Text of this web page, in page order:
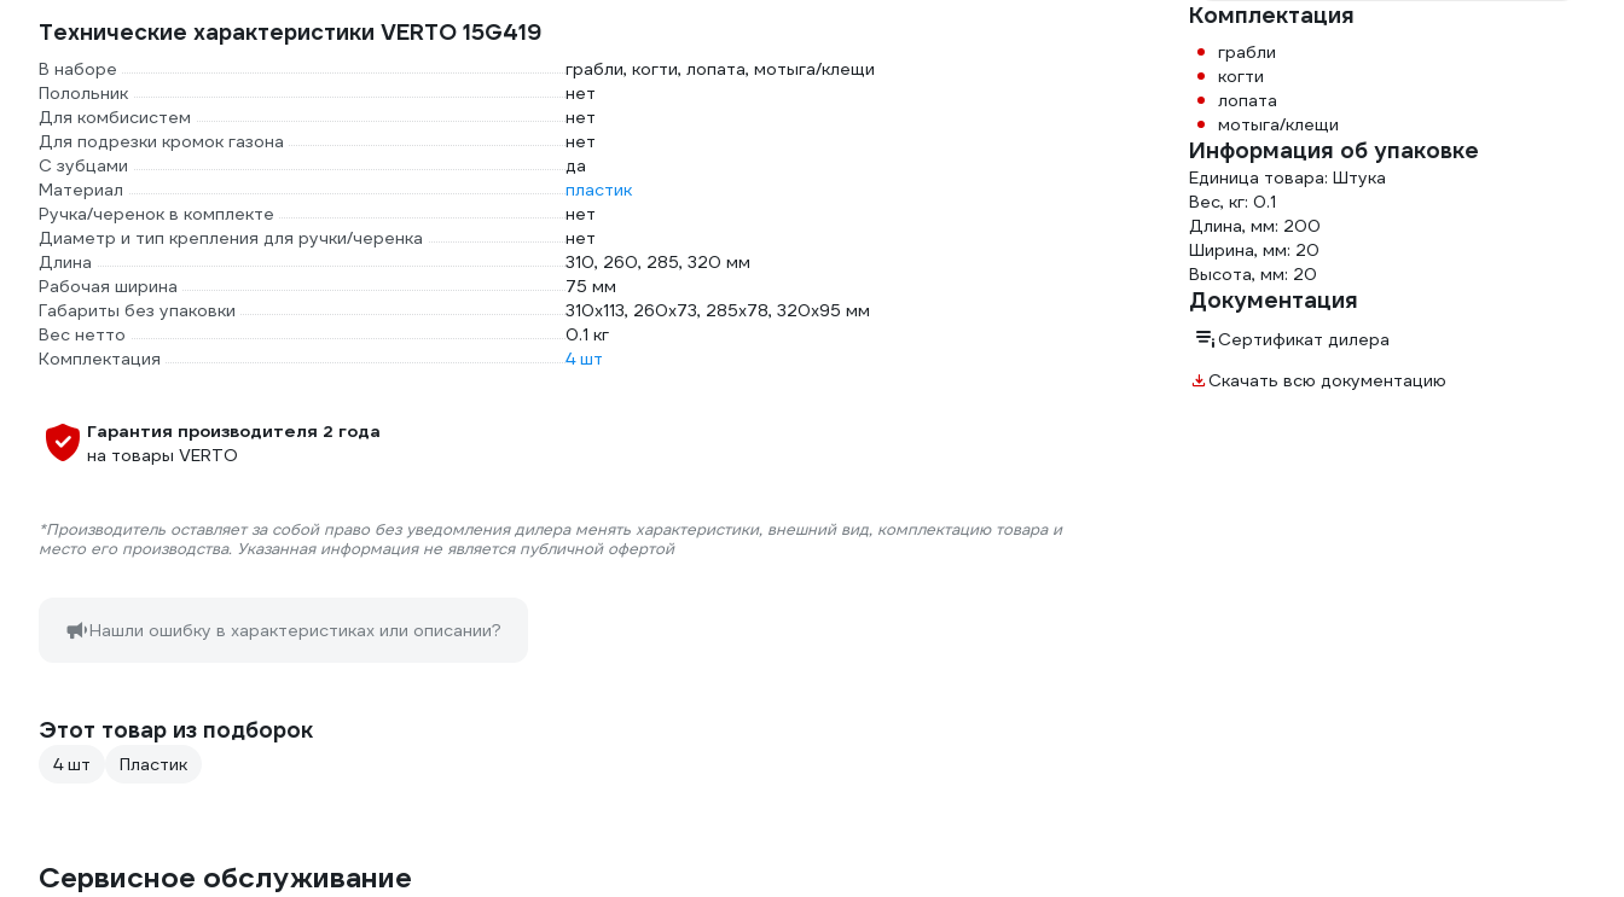
Технические характеристики VERTO 15G419
В наборе
грабли, когти, лопата, мотыга/клещи
Полольник
нет
Для комбисистем
нет
Для подрезки кромок газона
нет
С зубцами
да
Материал
пластик
Ручка/черенок в комплекте
нет
Диаметр и тип крепления для ручки/черенка
нет
Длина
310, 260, 285, 320 мм
Рабочая ширина
75 мм
Габариты без упаковки
310х113, 260х73, 285х78, 320х95 мм
Вес нетто
0.1 кг
Комплектация
4 шт
Гарантия производителя 2 года
на товары VERTO
*Производитель оставляет за собой право без уведомления дилера менять характеристики, внешний вид, комплектацию товара и
место его производства. Указанная информация не является публичной офертой
Нашли ошибку в характеристиках или описании?
Комплектация
грабли
когти
лопата
мотыга/клещи
Информация об упаковке
Единица товара: Штука
Вес, кг: 0.1
Длина, мм: 200
Ширина, мм: 20
Высота, мм: 20
Документация
Сертификат дилера
Скачать всю документацию
Этот товар из подборок
4 шт Пластик
Сервисное обслуживание